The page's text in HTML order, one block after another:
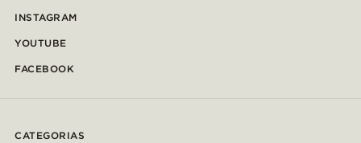
INSTAGRAM
YOUTUBE
FACEBOOK
CATEGORIAS